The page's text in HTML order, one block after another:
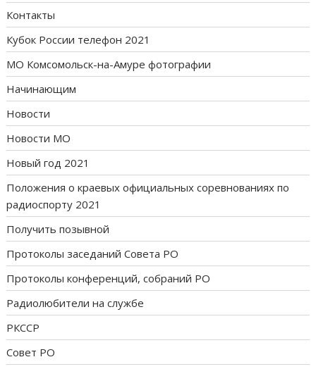
Контакты
Кубок России телефон 2021
МО Комсомольск-на-Амуре фотографии
Начинающим
Новости
Новости МО
Новый год 2021
Положения о краевых официальных соревнованиях по
радиоспорту 2021
Получить позывной
Протоколы заседаний Совета РО
Протоколы конференций, собраний РО
Радиолюбители на службе
РКССР
Совет РО